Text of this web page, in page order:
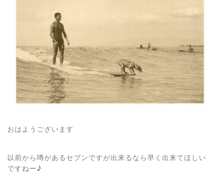
おはようございます
以前から噂があるセブンですが出来るなら早く出来てほしい
ですねー♪